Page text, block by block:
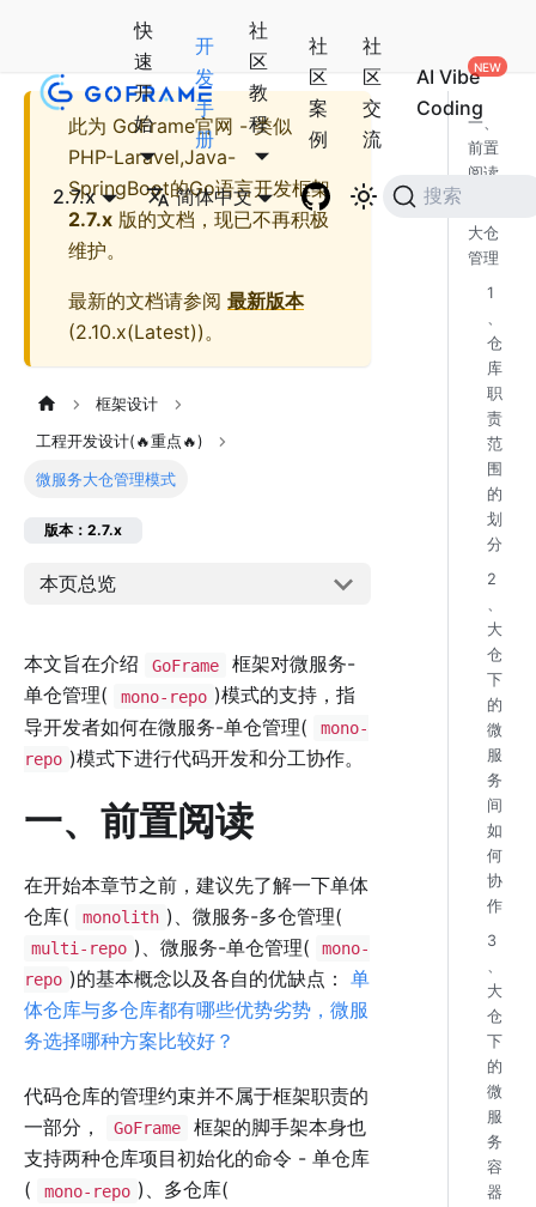
快
速
开
始
开
发
手
册
社
区
教
程
社
区
案
例
社
区
交
流
AI Vibe
Coding
2.7.x 简体中文 搜索
此为 GoFrame官网 - 类似
PHP-Laravel,Java-
SpringBoot的Go语言开发框架
2.7.x 版的文档，现已不再积极
维护。
最新的文档请参阅 最新版本
(2.10.x(Latest))。
框架设计
工程开发设计(🔥重点🔥)
微服务大仓管理模式
版本：2.7.x
本页总览
本文旨在介绍 GoFrame
框架对微服务-
单仓管理(
mono-repo )模式的支持，指
导开发者如何在微服务-单仓管理(
mono-
repo )模式下进行代码开发和分工协作。
一、前置阅读
在开始本章节之前，建议先了解一下单体
仓库(
monolith )、微服务-多仓管理(
multi-repo )、微服务-单仓管理(
mono-
repo )的基本概念以及各自的优缺点： 单
体仓库与多仓库都有哪些优势劣势，微服
务选择哪种方案比较好？
代码仓库的管理约束并不属于框架职责的
一部分，
GoFrame
框架的脚手架本身也
支持两种仓库项目初始化的命令 - 单仓库
(
mono-repo )、多仓库(
一、
前置
阅读
大仓
管理
1
、
仓
库
职
责
范
围
的
划
分
2
、
大
仓
下
的
微
服
务
间
如
何
协
作
3
、
大
仓
下
的
微
服
务
容
器